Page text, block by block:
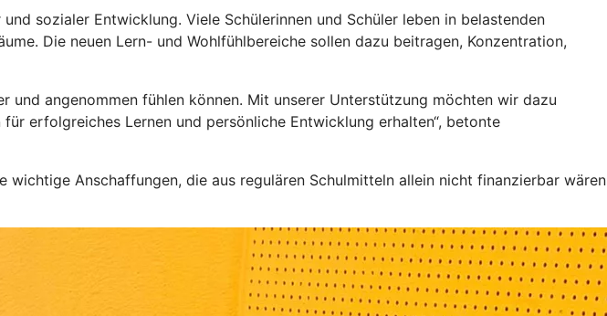
sozialer Entwicklung. Viele Schülerinnen und Schüler leben in belastenden
Die neuen Lern- und Wohlfühlbereiche sollen dazu beitragen, Konzentration,
und angenommen fühlen können. Mit unserer Unterstützung möchten wir dazu
erfolgreiches Lernen und persönliche Entwicklung erhalten“, betonte
Anschaffungen, die aus regulären Schulmitteln allein nicht finanzierbar wären